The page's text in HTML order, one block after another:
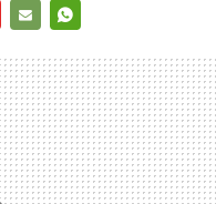
MAIL